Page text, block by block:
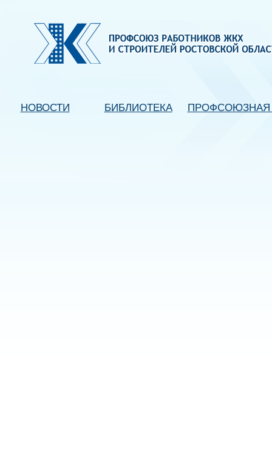
НОВОСТИ БИБЛИОТЕКА